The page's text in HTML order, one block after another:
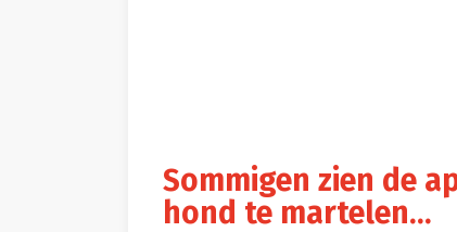
Sommigen zien de
hond te martelen…